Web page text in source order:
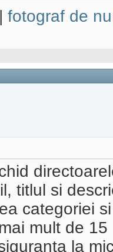
fotograf de
titlul si
categoriei
mult de
la